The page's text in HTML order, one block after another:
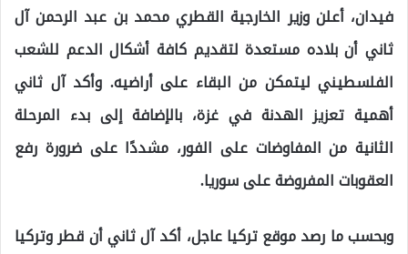
فيدان، أعلن وزير الخارجية القطري محمد بن عبد الرحمن آل
ثاني أن بلاده مستعدة لتقديم كافة أشكال الدعم للشعب
الفلسطيني ليتمكن من البقاء على أراضيه. وأكد آل ثاني
أهمية تعزيز الهدنة في غزة، بالإضافة إلى بدء المرحلة
الثانية من المفاوضات على الفور، مشددًا على ضرورة رفع
العقوبات المفروضة على سوريا.
وبحسب ما رصد موقع تركيا عاجل، أكد آل ثاني أن قطر وتركيا